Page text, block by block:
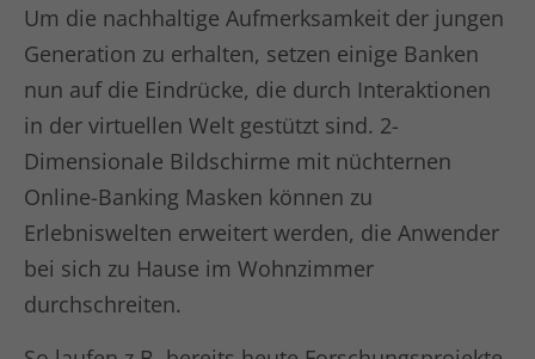
Um die nachhaltige Aufmerksamkeit der jungen
Generation zu erhalten, setzen einige Banken
nun auf die Eindrücke, die durch Interaktionen
in der virtuellen Welt gestützt sind. 2-
Dimensionale Bildschirme mit nüchternen
Online-Banking Masken können zu
Erlebniswelten erweitert werden, die Anwender
bei sich zu Hause im Wohnzimmer
durchschreiten.
Zweck
Identitätsnummer des Kontos oder der
Website enthält, auf das es sich
bezieht. Es scheint eine Variation des
_gat-Cookies zu sein, das verwendet
wird, um die von Google auf Websites
mit hohem Traffic-Aufkommen
aufgezeichnete Datenmenge zu
begrenzen.
Name _gat UA-16680190-1